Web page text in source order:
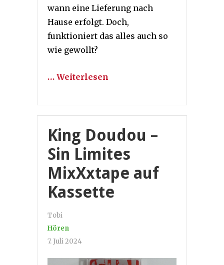
wann eine Lieferung nach
Hause erfolgt. Doch,
funktioniert das alles auch so
wie gewollt?
… Weiterlesen
King Doudou –
Sin Limites
MixXxtape auf
Kassette
Tobi
Hören
7. Juli 2024